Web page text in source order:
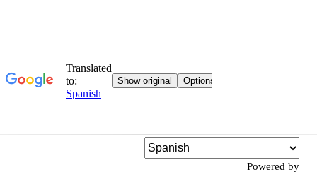
Powered by